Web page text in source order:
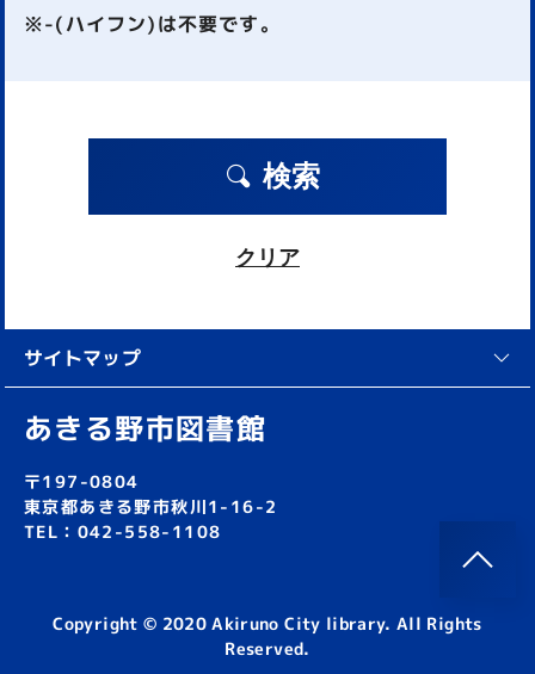
※-(ハイフン)は不要です。
検索
クリア
サイトマップ
あきる野市図書館
〒197-0804
東京都あきる野市秋川1-16-2
TEL：042-558-1108
Copyright © 2020 Akiruno City library. All Rights
Reserved.